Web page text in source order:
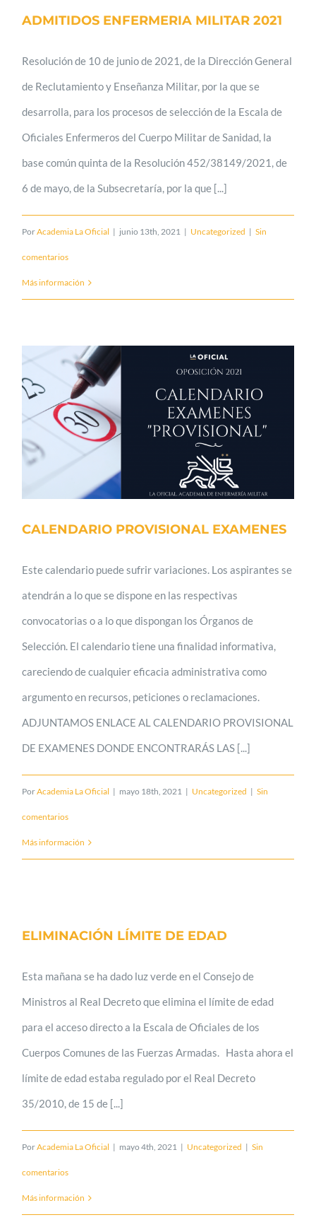
ADMITIDOS ENFERMERIA MILITAR 2021
Resolución de 10 de junio de 2021, de la Dirección General
de Reclutamiento y Enseñanza Militar, por la que se
desarrolla, para los procesos de selección de la Escala de
Oficiales Enfermeros del Cuerpo Militar de Sanidad, la
base común quinta de la Resolución 452/38149/2021, de
6 de mayo, de la Subsecretaría, por la que [...]
PorAcademia La Oficial | junio 13th, 2021 | Uncategorized | Sin
comentarios
Más información
CALENDARIO PROVISIONAL EXAMENES
Este calendario puede sufrir variaciones. Los aspirantes se
atendrán a lo que se dispone en las respectivas
convocatorias o a lo que dispongan los Órganos de
Selección. El calendario tiene una finalidad informativa,
careciendo de cualquier eficacia administrativa como
argumento en recursos, peticiones o reclamaciones.
ADJUNTAMOS ENLACE AL CALENDARIO PROVISIONAL
DE EXAMENES DONDE ENCONTRARÁS LAS [...]
PorAcademia La Oficial | mayo 18th, 2021 | Uncategorized | Sin
comentarios
Más información
ELIMINACIÓN LÍMITE DE EDAD
Esta mañana se ha dado luz verde en el Consejo de
Ministros al Real Decreto que elimina el límite de edad
para el acceso directo a la Escala de Oficiales de los
Cuerpos Comunes de las Fuerzas Armadas. Hasta ahora el
límite de edad estaba regulado por el Real Decreto
35/2010, de 15 de [...]
PorAcademia La Oficial | mayo 4th, 2021 | Uncategorized | Sin
comentarios
Más información